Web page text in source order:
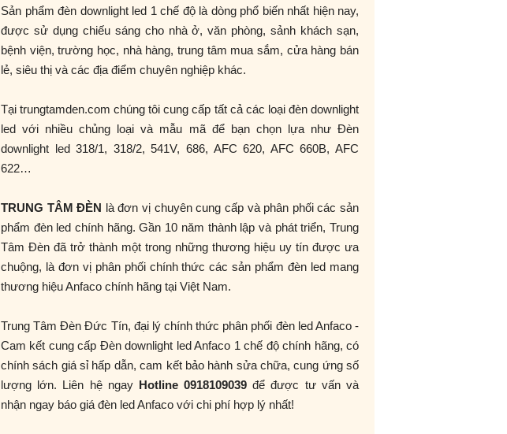
Sản phẩm đèn downlight led 1 chế độ là dòng phổ biến nhất hiện nay,
được sử dụng chiếu sáng cho nhà ở, văn phòng, sảnh khách sạn,
bệnh viện, trường học, nhà hàng, trung tâm mua sắm, cửa hàng bán
lẻ, siêu thị và các địa điểm chuyên nghiệp khác.
Tại trungtamden.com chúng tôi cung cấp tất cả các loại đèn downlight
led với nhiều chủng loại và mẫu mã để bạn chọn lựa như Đèn
downlight led 318/1, 318/2, 541V, 686, AFC 620, AFC 660B, AFC
622…
TRUNG TÂM ĐÈN là đơn vị chuyên cung cấp và phân phối các sản
phẩm đèn led chính hãng. Gần 10 năm thành lập và phát triển, Trung
Tâm Đèn đã trở thành một trong những thương hiệu uy tín được ưa
chuộng, là đơn vị phân phối chính thức các sản phẩm đèn led mang
thương hiệu Anfaco chính hãng tại Việt Nam.
Trung Tâm Đèn Đức Tín, đại lý chính thức phân phối đèn led Anfaco -
Cam kết cung cấp Đèn downlight led Anfaco 1 chế độ chính hãng, có
chính sách giá sỉ hấp dẫn, cam kết bảo hành sửa chữa, cung ứng số
lượng lớn. Liên hệ ngay Hotline 0918109039 để được tư vấn và
nhận ngay báo giá đèn led Anfaco với chi phí hợp lý nhất!